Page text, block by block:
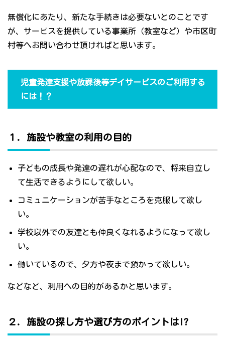
無償化にあたり、新たな手続きは必要ないとのことです
が、サービスを提供している事業所（教室など）や市区町
村等へお問い合わせ頂ければと思います。
児童発達支援や放課後等デイサービスのご利用する
には！？
１．施設や教室の利用の目的
子どもの成長や発達の遅れが心配なので、将来自立し
て生活できるようにして欲しい。
コミュニケーションが苦手なところを克服して欲し
い。
学校以外での友達とも仲良くなれるようになって欲し
い。
働いているので、夕方や夜まで預かって欲しい。
などなど、利用への目的があるかと思います。
２．施設の探し方や選び方のポイントは!?